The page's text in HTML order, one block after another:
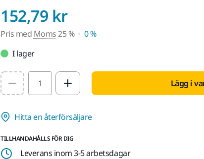
152,79 krPris med Moms 25
Pris med Moms25 %
0 %
I lager
Select quantity value Lägg i
Hitta en återförsäljare
TILLHANDAHÅLLS FÖR DIG
Leverans inom 3-5 arbetsdagar